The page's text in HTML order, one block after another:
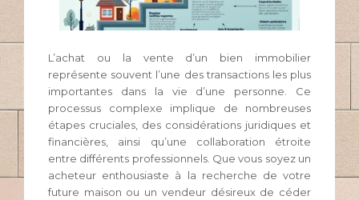
L’achat ou la vente d’un bien immobilier
représente souvent l’une des transactions les plus
importantes dans la vie d’une personne. Ce
processus complexe implique de nombreuses
étapes cruciales, des considérations juridiques et
financières, ainsi qu’une collaboration étroite
entre différents professionnels. Que vous soyez un
acheteur enthousiaste à la recherche de votre
future maison ou un vendeur désireux de céder